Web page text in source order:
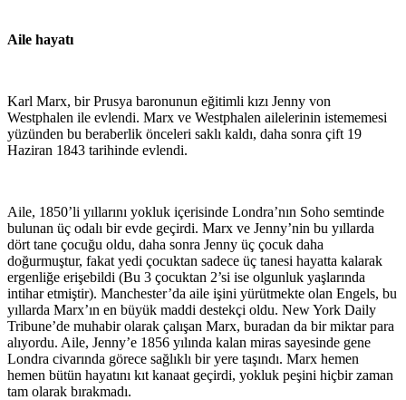
Aile hayatı
Karl Marx, bir Prusya baronunun eğitimli kızı Jenny von
Westphalen ile evlendi. Marx ve Westphalen ailelerinin istememesi
yüzünden bu beraberlik önceleri saklı kaldı, daha sonra çift 19
Haziran 1843 tarihinde evlendi.
Aile, 1850’li yıllarını yokluk içerisinde Londra’nın Soho semtinde
bulunan üç odalı bir evde geçirdi. Marx ve Jenny’nin bu yıllarda
dört tane çocuğu oldu, daha sonra Jenny üç çocuk daha
doğurmuştur, fakat yedi çocuktan sadece üç tanesi hayatta kalarak
ergenliğe erişebildi (Bu 3 çocuktan 2’si ise olgunluk yaşlarında
intihar etmiştir). Manchester’da aile işini yürütmekte olan Engels, bu
yıllarda Marx’ın en büyük maddi destekçi oldu. New York Daily
Tribune’de muhabir olarak çalışan Marx, buradan da bir miktar para
alıyordu. Aile, Jenny’e 1856 yılında kalan miras sayesinde gene
Londra civarında görece sağlıklı bir yere taşındı. Marx hemen
hemen bütün hayatını kıt kanaat geçirdi, yokluk peşini hiçbir zaman
tam olarak bırakmadı.